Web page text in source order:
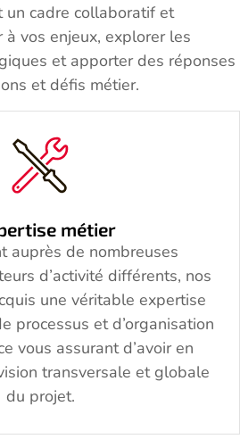
cadre collaboratif et
vos enjeux, explorer les
et apporter des réponses
et défis métier.
métier
auprès de nombreuses
d’activité différents, nos
une véritable expertise
processus et d’organisation
vous assurant d’avoir en
transversale et globale
du projet.